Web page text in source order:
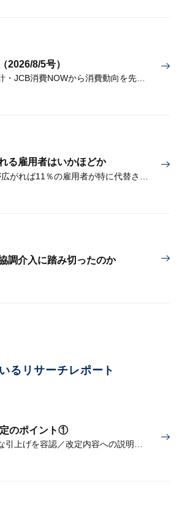
2026/8/5号）
個社データ・業界統計・JCB消費NOWから消費動向を先取り
る雇用者はいかほどか
調介入に踏み切ったのか
るリサーチレポート
のポイント①
高市政権はより緩慢な引上げを容認／改定内容への説明責任が焦点